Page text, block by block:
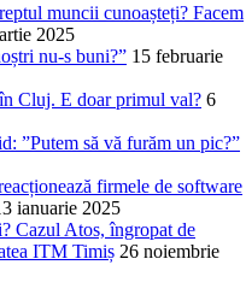
muncii cunoașteți? Facem
2025
nu-s buni?” 15 februarie
Cluj. E doar primul val? 6
”Putem să vă furăm un pic?”
firmele de software
ianuarie 2025
Cazul Atos, îngropat de
ITM Timiș 26 noiembrie